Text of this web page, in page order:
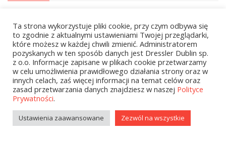
zobacz wszystkie
Kolekcje Biedronka
Kolekcje Biedronka - 16.02.2026
Wielcy Humaniści - 16.02.2026
Wielcy Humaniści – 02.03.2026
Kolekcje Biedronka - 16.03.2026
Ta strona wykorzystuje pliki cookie, przy czym odbywa się
to zgodnie z aktualnymi ustawieniami Twojej przeglądarki,
które możesz w każdej chwili zmienić. Administratorem
pozyskanych w ten sposób danych jest Dressler Dublin sp.
z o.o. Informacje zapisane w plikach cookie przetwarzamy
w celu umożliwienia prawidłowego działania strony oraz w
innych celach, zaś więcej informacji na temat celów oraz
zasad przetwarzania danych znajdziesz w naszej Polityce
Prywatności.
Ustawienia zaawansowane Zezwól na wszystkie